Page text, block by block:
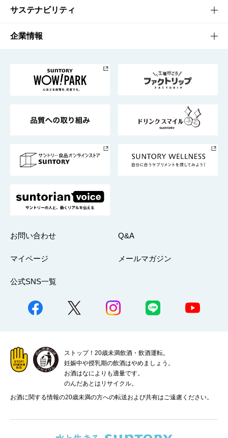
商品発売情報
栄養成分一覧
キャンペーン
工場見学
地域情報
文化・スポーツTOP
サントリーホール
サントリーサンバーズ大阪
サステナビリティ
サステナビリティTOP
サントリーが考えるサステナビリティ経営
企業情報
企業概要
採用情報
お問い合わせ Q&A
マイページ メールマガジン
公式SNS一覧
ストップ！20歳未満飲酒・飲酒運転。
妊娠中や授乳期の飲酒はやめましょう。
お酒はなによりも適量です。
のんだあとはリサイクル。
お酒に関する情報の20歳未満の方への転送および共有はご遠慮ください。